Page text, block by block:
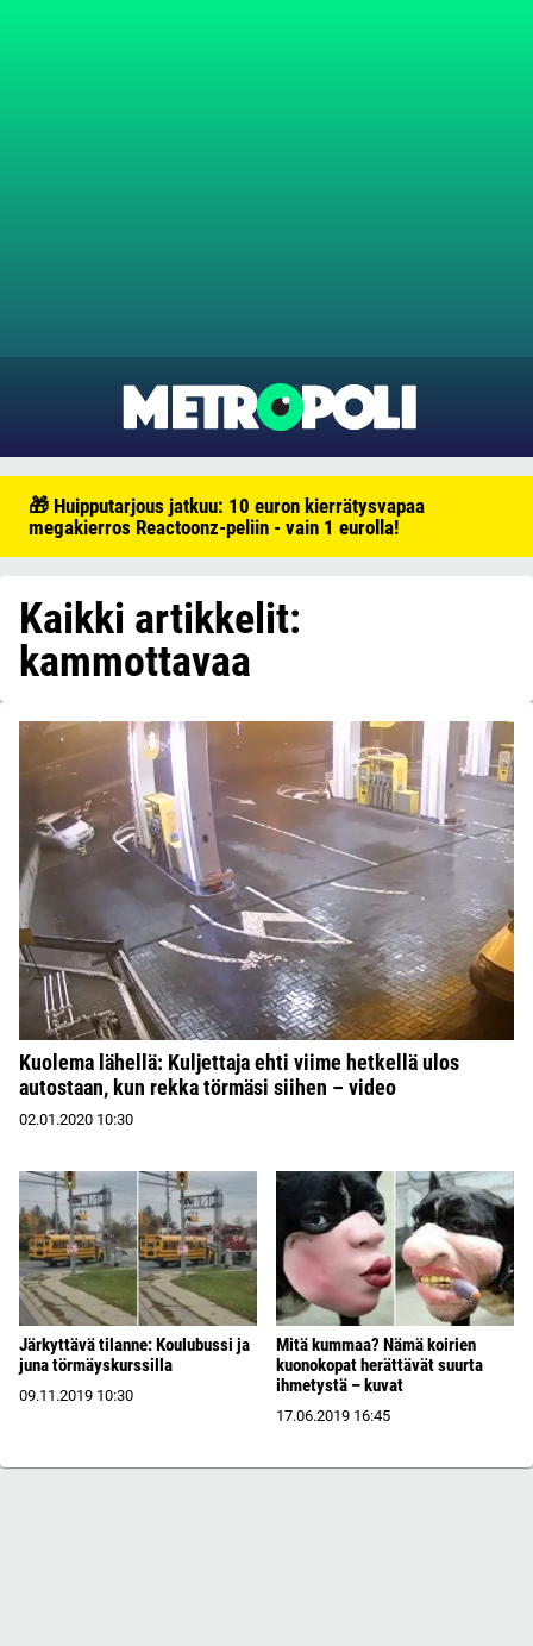
🎁 Huipputarjous jatkuu: 10 euron kierrätysvapaa
megakierros Reactoonz-peliin - vain 1 eurolla!
Kaikki artikkelit:
kammottavaa
Kuolema lähellä: Kuljettaja ehti viime hetkellä ulos
autostaan, kun rekka törmäsi siihen – video
02.01.2020 10:30
Järkyttävä tilanne: Koulubussi ja
juna törmäyskurssilla
09.11.2019 10:30
Mitä kummaa? Nämä koirien
kuonokopat herättävät suurta
ihmetystä – kuvat
17.06.2019 16:45